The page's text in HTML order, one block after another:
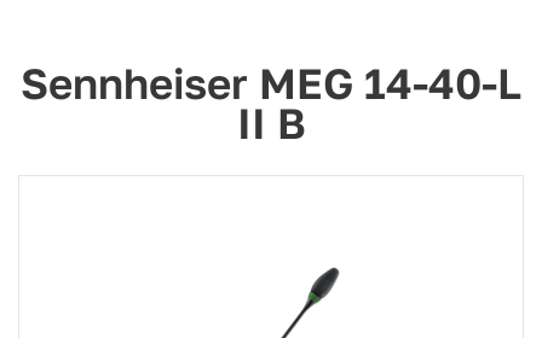
Sennheiser MEG 14-40-L
II B